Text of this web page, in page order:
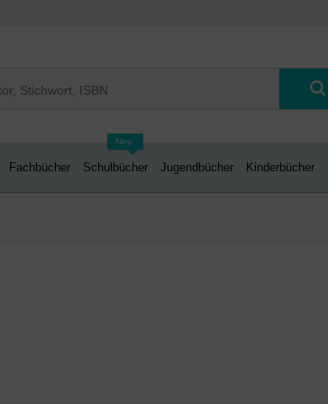
Fachbücher
Neu
Schulbücher Jugendbücher Kinderbücher